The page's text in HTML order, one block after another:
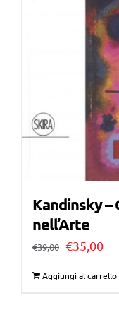
Kandinsky –
nell’Arte
€39,00 Il
€35,00Il
Aggiungi al carrello